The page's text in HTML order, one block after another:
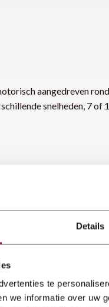
Details
te
we informatie over uw
aangedreven
snelheden, 7